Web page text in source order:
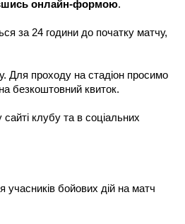
онлайн-формою.
за 24 години до початку матчу,
Для проходу на стадіон просимо
безкоштовний квиток.
клубу та в соціальних
бойових дій на матч